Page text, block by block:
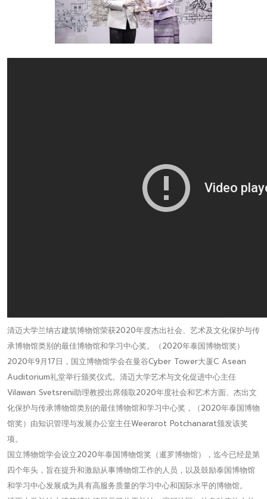
清迈大学兰纳古建筑博物馆荣获2020年度杰出社会、艺术及文化保护与传
承博物馆类别的最佳博物馆和学习中心奖。（2020年泰国博物馆奖）
2020年9月17日，国立博物馆学会在曼谷Cyber Tower大厦C Asean
Auditorium礼堂举行颁奖仪式。清迈大学艺术与文化促进中心主任
Vilawan Svetsreni助理教授出席领取2020年度社会和艺术方面、杰出文
化保护与传承博物馆类别的最佳博物馆和学习中心奖，（2020年泰国博物
馆奖）由知识管理与发展办公室主任Weerarot Potchanarat颁发该奖
项。
国立博物馆学会设立2020年泰国博物馆奖（暹罗博物馆），迄今已经是第
四个年头，旨在提升和激励从事博物馆工作的人员，以及鼓励泰国博物馆
和学习中心发展成为具有高服务质量的学习中心和国际水平的博物馆。